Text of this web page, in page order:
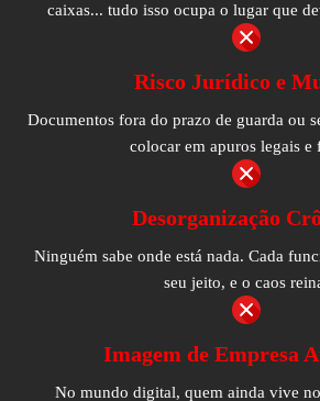
caixas... tudo isso ocupa o lugar que
Risco Jurídico e
Documentos fora do prazo de guarda ou
colocar em apuros legais e
Desorganização
Ninguém sabe onde está nada. Cada
seu jeito, e o caos
Imagem de Empresa
No mundo digital, quem ainda vive